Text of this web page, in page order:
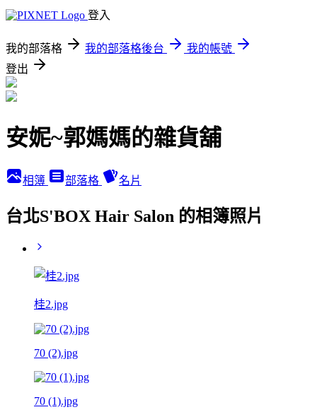
登入
我的部落格 我的部落格後台
我的帳號
登出
安妮~郭媽媽的雜貨舖
相簿 部落格 名片
台北S'BOX Hair Salon 的相簿照片
桂2.jpg
70 (2).jpg
70 (1).jpg